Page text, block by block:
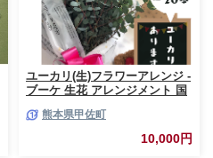
ユーカリ(生)フラワーアレンジ -
ブーケ 生花 アレンジメント 国
ンテリア 虫よけ作用 人気 おす
熊本県甲佐町
10,000円